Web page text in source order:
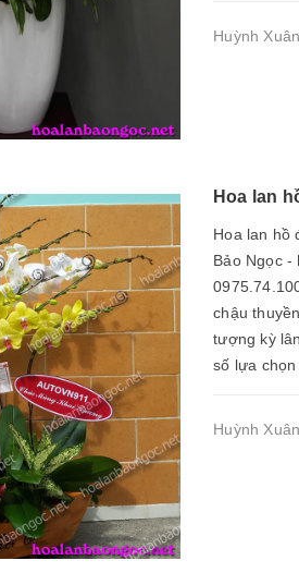
Huỳnh
Hoa lan
Hoa lan hồ
Bảo Ngọc -
chậu
tượng kỳ
số lựa chọn
Huỳnh